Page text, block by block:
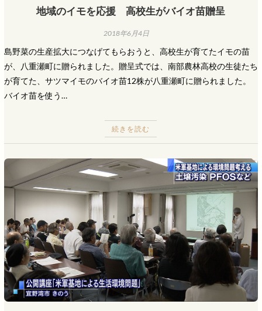
地域のイモを応援 高校生がバイオ苗贈呈
2018年6月4日
島野菜の生産拡大につなげてもらおうと、高校生が育てたイモの苗
が、八重瀬町に贈られました。贈呈式では、南部農林高校の生徒たち
が育てた、サツマイモのバイオ苗12株が八重瀬町に贈られました。
バイオ苗を使う…
続きを読む